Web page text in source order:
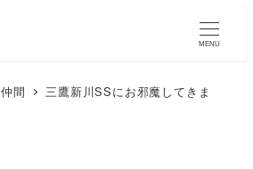
MENU
仲間
三鷹新川SSにお邪魔してきま